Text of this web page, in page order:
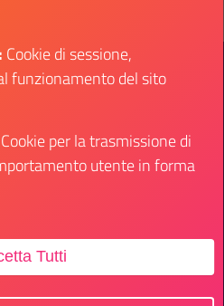
dei Ministri
Giovanili e il
Cookie di sessione,
funzionamento del sito
Cookie per la trasmissione di
utente in forma
Tutti